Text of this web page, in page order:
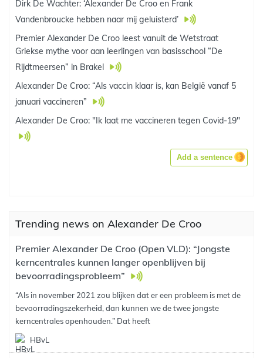
Dirk De Wachter: ‘Alexander De Croo en Frank
Vandenbroucke hebben naar mij geluisterd’
Premier Alexander De Croo leest vanuit de Wetstraat
Griekse mythe voor aan leerlingen van basisschool “De
Rijdtmeersen” in Brakel
Alexander De Croo: “Als vaccin klaar is, kan België vanaf 5
januari vaccineren”
Alexander De Croo: "Ik laat me vaccineren tegen Covid-19"
Add a sentence
Trending news on Alexander De Croo
Premier Alexander De Croo (Open VLD): “Jongste
kerncentrales kunnen langer openblijven bij
bevoorradingsprobleem”
“Als in november 2021 zou blijken dat er een probleem is met de
bevoorradingszekerheid, dan kunnen we de twee jongste
kerncentrales openhouden.” Dat heeft
HBvL